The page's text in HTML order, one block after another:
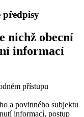
předpisy
nichž obecní
informací
přístupu
a povinného subjektu
informací, postup